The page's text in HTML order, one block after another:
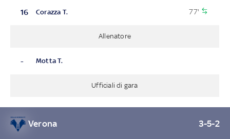
16 Corazza T. 77'
Allenatore
- Motta T.
Ufficiali di gara
Verona 3-5-2